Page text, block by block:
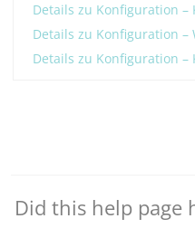
Details zu Konfiguration
Details zu Konfiguration
Details zu Konfiguration
Did this help page